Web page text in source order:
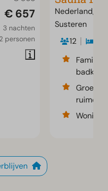
€ 657
3 nachten
2 personen
Nederland,
Susteren
12
ruime
Woning